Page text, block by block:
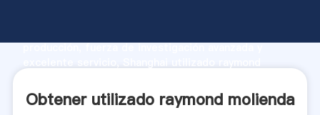
producción, fuerza de investigación avanzada y
crea el valor y aporta valores a todos los clientes.
Obtener utilizado raymond molienda